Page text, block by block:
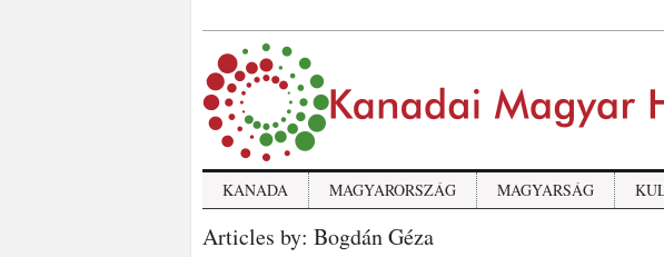
KANADA MAGYARORSZÁG MAGYARSÁG
Articles by: Bogdán Géza